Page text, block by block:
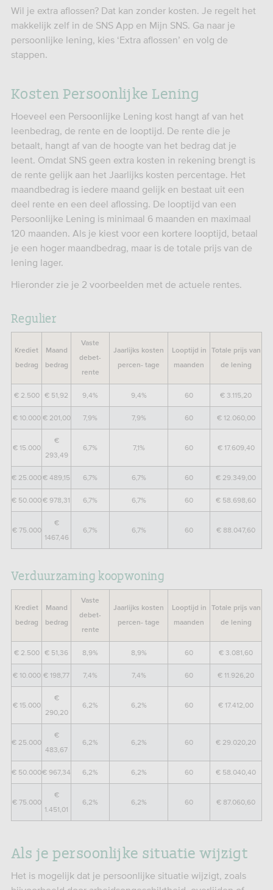
Wil je extra aflossen? Dat kan zonder kosten. Je regelt het
makkelijk zelf in de SNS App en Mijn SNS. Ga naar je
persoonlijke lening, kies ‘Extra aflossen’ en volg de
stappen.
Kosten Persoonlijke Lening
Hoeveel een Persoonlijke Lening kost hangt af van het
leenbedrag, de rente en de looptijd. De rente die je
betaalt, hangt af van de hoogte van het bedrag dat je
leent. Omdat SNS geen extra kosten in rekening brengt is
de rente gelijk aan het Jaarlijks kosten percentage. Het
maandbedrag is iedere maand gelijk en bestaat uit een
deel rente en een deel aflossing. De looptijd van een
Persoonlijke Lening is minimaal 6 maanden en maximaal
120 maanden. Als je kiest voor een kortere looptijd, betaal
je een hoger maandbedrag, maar is de totale prijs van de
lening lager.
Hieronder zie je 2 voorbeelden met de actuele rentes.
Regulier
Krediet
bedrag
Maand
bedrag
Vaste
debet-
rente
Jaarlijks kosten
percen- tage
Looptijd in
maanden
Totale prijs van
de lening
€ 2.500 € 51,92 9,4% 9,4% 60 € 3.115,20
€ 10.000 € 201,00 7,9% 7,9% 60 € 12.060,00
€ 15.000
€
293,49
6,7% 7,1% 60 € 17.609,40
€ 25.000€ 489,15 6,7% 6,7% 60 € 29.349,00
€ 50.000€ 978,31 6,7% 6,7% 60 € 58.698,60
€ 75.000
€
1467,46
6,7% 6,7% 60 € 88.047,60
Verduurzaming koopwoning
Krediet
bedrag
Maand
bedrag
Vaste
debet-
rente
Jaarlijks kosten
percen- tage
Looptijd in
maanden
Totale prijs van
de lening
€ 2.500 € 51,36 8,9% 8,9% 60 € 3.081,60
€ 10.000 € 198,77 7,4% 7,4% 60 € 11.926,20
€ 15.000
€
290,20
6,2% 6,2% 60 € 17.412,00
€ 25.000
€
483,67
6,2% 6,2% 60 € 29.020,20
€ 50.000€ 967,34 6,2% 6,2% 60 € 58.040,40
€ 75.000
€
1.451,01
6,2% 6,2% 60 € 87.060,60
Als je persoonlijke situatie wijzigt
Het is mogelijk dat je persoonlijke situatie wijzigt, zoals